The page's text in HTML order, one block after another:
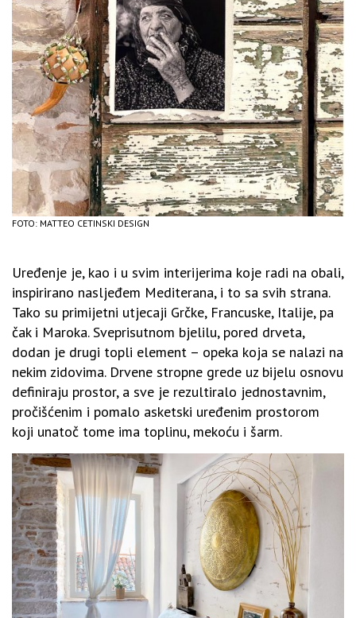
FOTO: MATTEO CETINSKI DESIGN
Uređenje je, kao i u svim interijerima koje radi na obali,
inspirirano nasljeđem Mediterana, i to sa svih strana.
Tako su primijetni utjecaji Grčke, Francuske, Italije, pa
čak i Maroka. Sveprisutnom bjelilu, pored drveta,
dodan je drugi topli element – opeka koja se nalazi na
nekim zidovima. Drvene stropne grede uz bijelu osnovu
definiraju prostor, a sve je rezultiralo jednostavnim,
pročišćenim i pomalo asketski uređenim prostorom
koji unatoč tome ima toplinu, mekoću i šarm.